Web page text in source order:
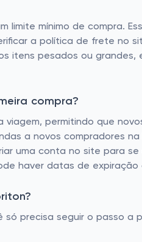
mínimo de compra.
a política de frete no
itens pesados ​​ou
compra?
permitindo que
a novos compradores
uma conta no site para
haver datas de expiração
precisa seguir o passo a